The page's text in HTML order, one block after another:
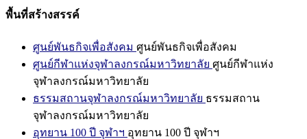
พื้นที่สร้างสรรค์
ศูนย์พันธกิจเพื่อสังคม ศูนย์พันธกิจเพื่อสังคม
ศูนย์กีฬาแห่งจุฬาลงกรณ์มหาวิทยาลัย ศูนย์กีฬาแห่ง
จุฬาลงกรณ์มหาวิทยาลัย
ธรรมสถานจุฬาลงกรณ์มหาวิทยาลัย ธรรมสถาน
จุฬาลงกรณ์มหาวิทยาลัย
อุทยาน 100 ปี จุฬาฯ อุทยาน 100 ปี จุฬาฯ